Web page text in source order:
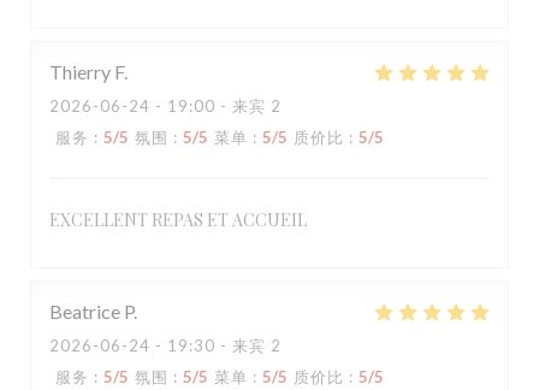
Thierry F
2026-06-24 - 19:00 - 来宾 2
服务 : 5/5 氛围 : 5/5 菜单 : 5/5 质价比 : 5/5
EXCELLENT REPAS ET ACCUEIL
Beatrice P
2026-06-24 - 19:30 - 来宾 2
服务 : 5/5 氛围 : 5/5 菜单 : 5/5 质价比 : 5/5